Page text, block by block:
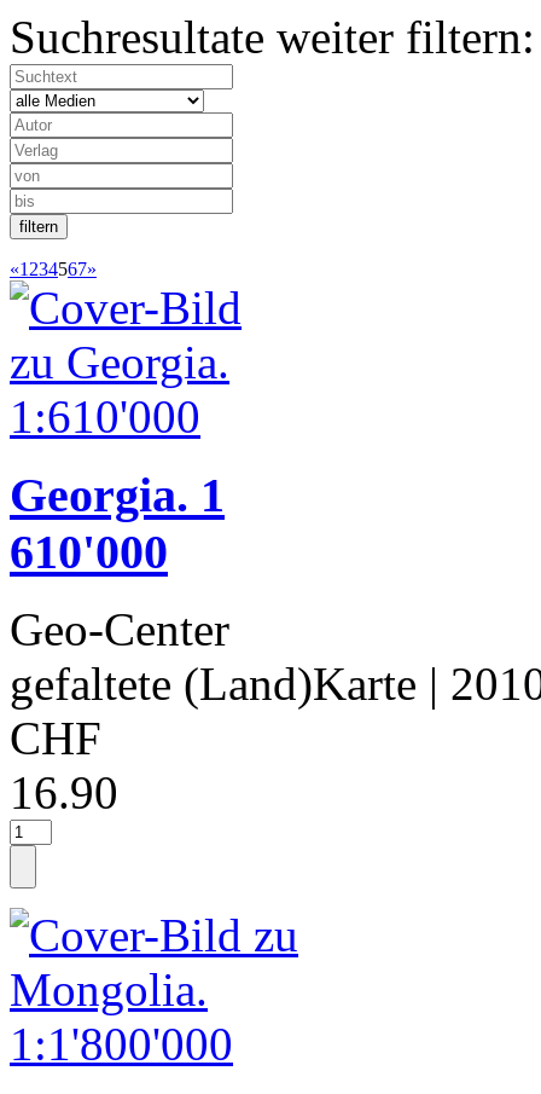
Suchresultate weiter filtern:
«1 234567»
Georgia. 1
610'000
Geo-Center
gefaltete (Land)Karte |
CHF
16.90